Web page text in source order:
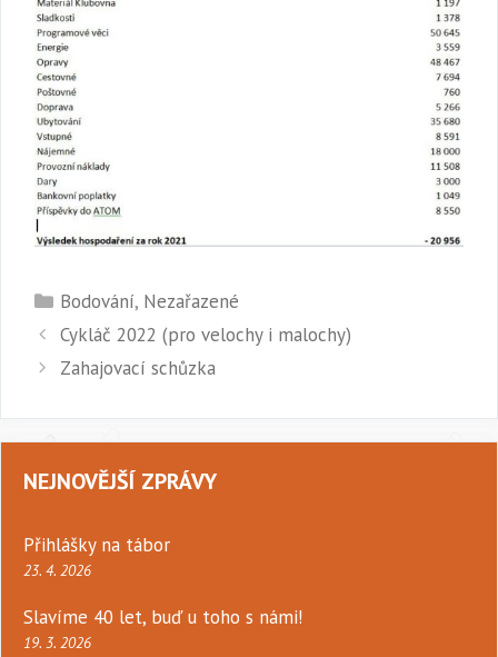
Rubriky
Bodování, Nezařazené
Cykláč 2022 (pro velochy i malochy)
Zahajovací schůzka
NEJNOVĚJŠÍ ZPRÁVY
Přihlášky na tábor
23. 4. 2026
Slavíme 40 let, buď u toho s námi!
19. 3. 2026